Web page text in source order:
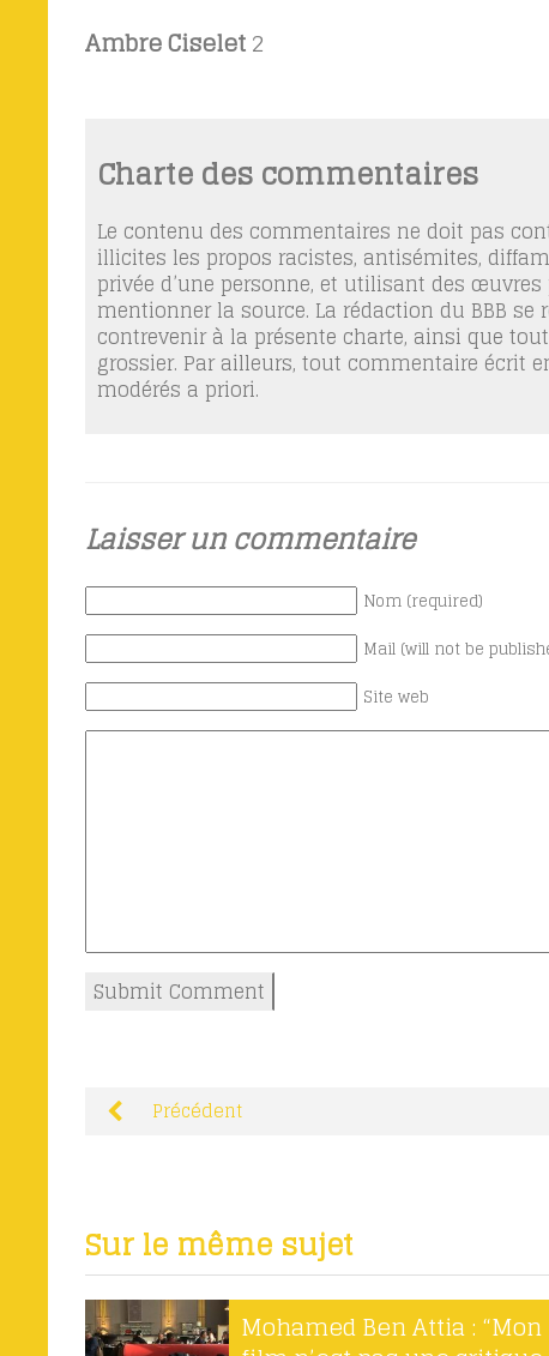
Ambre Ciselet2
Charte des commentaires
Le contenu des commentaires ne doit pas
illicites les propos racistes, antisémites,
privée d’une personne, et utilisant des
mentionner la source. La rédaction du BBB
contrevenir à la présente charte, ainsi que
grossier. Par ailleurs, tout commentaire écrit
modérés a priori.
Laisser un commentaire
Nom (required)
Mail (will not be
Site web
Précédent
Sur le même sujet
Mohamed Ben Attia : “Mon